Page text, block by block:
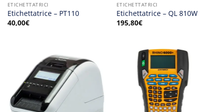
ETICHETTATRICI
Etichettatrice – PT110
40,00€
ETICHETTATRICI
Etichettatrice – QL 810W
195,80€